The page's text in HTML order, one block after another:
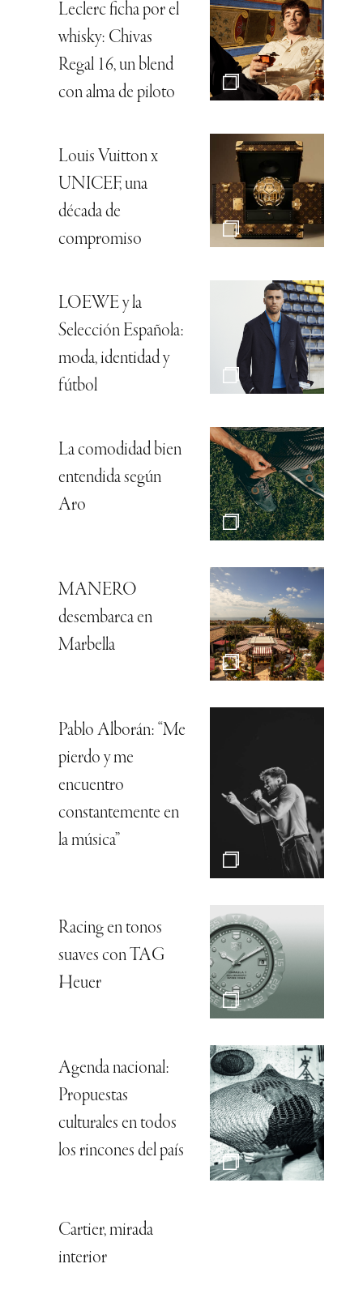
Leclerc ficha por el
whisky: Chivas
Regal 16, un blend
con alma de piloto
Louis Vuitton x
UNICEF, una
década de
compromiso
LOEWE y la
Selección Española:
moda, identidad y
fútbol
La comodidad bien
entendida según
Aro
MANERO
desembarca en
Marbella
Pablo Alborán: “Me
pierdo y me
encuentro
constantemente en
la música”
Racing en tonos
suaves con TAG
Heuer
Agenda nacional:
Propuestas
culturales en todos
los rincones del país
Cartier, mirada
interior